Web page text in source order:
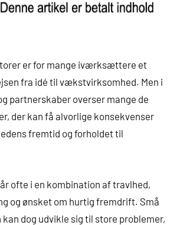
er for mange iværksættere et
fra idé til vækstvirksomhed. Men i
partnerskaber overser mange de
der kan få alvorlige konsekvenser
fremtid og forholdet til
ofte i en kombination af travlhed,
og ønsket om hurtig fremdrift. Små
dog udvikle sig til store problemer,